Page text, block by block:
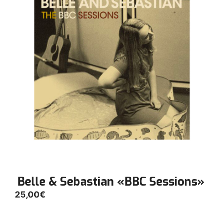
Belle & Sebastian «BBC Sessions»
25,00€